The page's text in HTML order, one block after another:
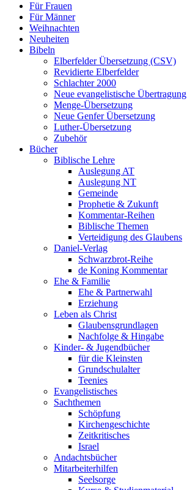
Für Frauen
Für Männer
Weihnachten
Neuheiten
Bibeln
Elberfelder Übersetzung (CSV)
Revidierte Elberfelder
Schlachter 2000
Neue evangelistische Übertragung
Menge-Übersetzung
Neue Genfer Übersetzung
Luther-Übersetzung
Zubehör
Bücher
Biblische Lehre
Auslegung AT
Auslegung NT
Gemeinde
Prophetie & Zukunft
Kommentar-Reihen
Biblische Themen
Verteidigung des Glaubens
Daniel-Verlag
Schwarzbrot-Reihe
de Koning Kommentar
Ehe & Familie
Ehe & Partnerwahl
Erziehung
Leben als Christ
Glaubensgrundlagen
Nachfolge & Hingabe
Kinder- & Jugendbücher
für die Kleinsten
Grundschulalter
Teenies
Evangelistisches
Sachthemen
Schöpfung
Kirchengeschichte
Zeitkritisches
Israel
Andachtsbücher
Mitarbeiterhilfen
Seelsorge